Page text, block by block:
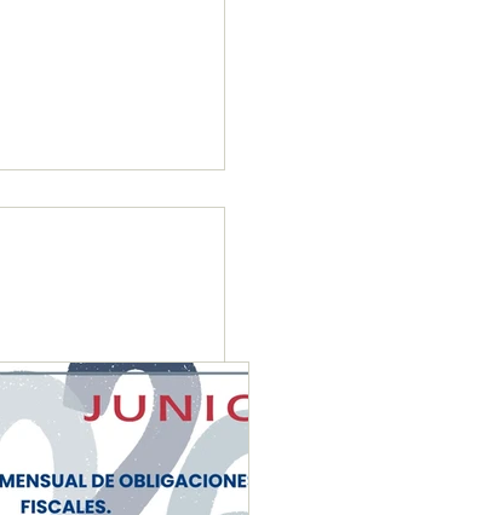
MENSUAL DE
FISCALES